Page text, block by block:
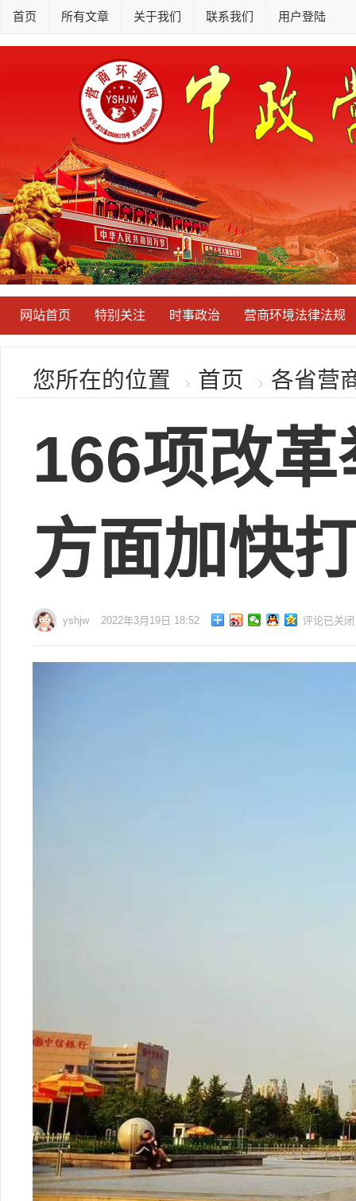
首页 所有文章 关于我们 联系我们 用户登陆
网站首页 特别关注 时事政治 营商环境法律法规
您所在的位置 首页 各省营
166项改
方面加快
yshjw 2022年3月19日 18:52 评论已关闭